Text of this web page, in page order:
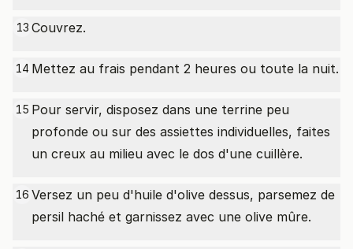
13 Couvrez.
14 Mettez au frais pendant 2 heures ou toute la nuit.
15 Pour servir, disposez dans une terrine peu
profonde ou sur des assiettes individuelles, faites
un creux au milieu avec le dos d'une cuillère.
16 Versez un peu d'huile d'olive dessus, parsemez de
persil haché et garnissez avec une olive mûre.